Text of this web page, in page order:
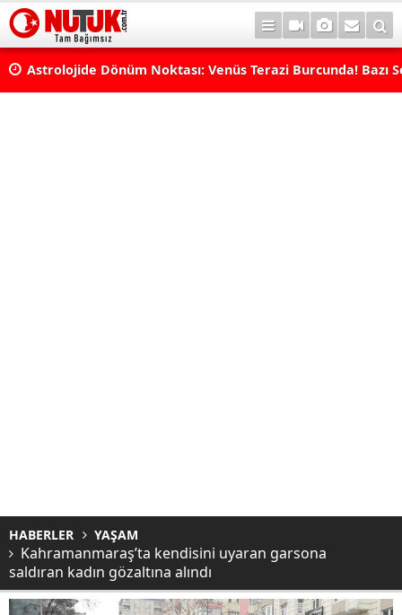
Astrolojide Dönüm Noktası: Venüs Terazi Burcunda! Bazı
HABERLER YAŞAM
Kahramanmaraş’ta kendisini uyaran garsona
saldıran kadın gözaltına alındı